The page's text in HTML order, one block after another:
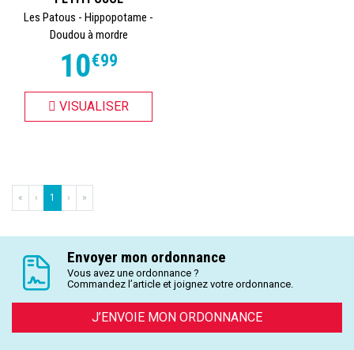
Les Patous - Hippopotame -
Doudou à mordre
10€99
VISUALISER
« ‹ 1 › »
Envoyer mon ordonnance
Vous avez une ordonnance ?
Commandez l’article et joignez votre ordonnance.
J’ENVOIE MON ORDONNANCE